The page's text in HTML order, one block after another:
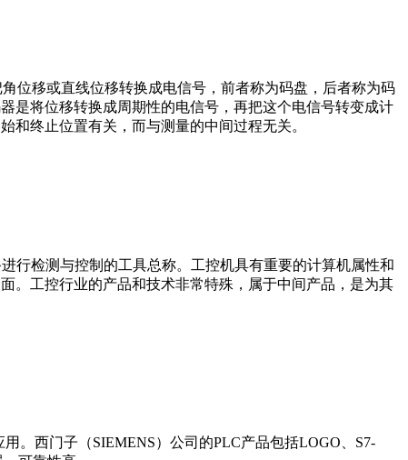
位移或直线位移转换成电信号，前者称为码盘，后者称为码
是将位移转换成周期性的电信号，再把这个电信号转变成计
和终止位置有关，而与测量的中间过程无关。
行检测与控制的工具总称。工控机具有重要的计算机属性和
。工控行业的产品和技术非常特殊，属于中间产品，是为其
。西门子（SIEMENS）公司的PLC产品包括LOGO、S7-